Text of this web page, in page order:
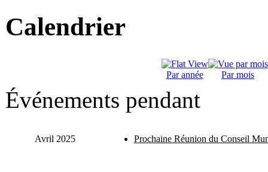
Calendrier
Par année Par mois
Événements pendant
Avril 2025 Prochaine Réunion du Conseil